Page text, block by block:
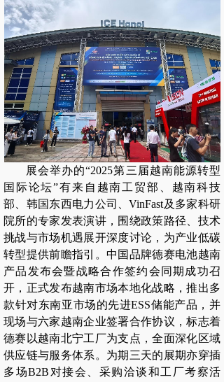
展会举办的“2025第三届越南能源转型
国际论坛”有来自越南工贸部、越南科技
部、韩国东西电力公司、VinFast及多家科研
院所的专家发表演讲，围绕政策路径、技术
挑战与市场机遇展开深度讨论，为产业低碳
转型提供前瞻指引。中国品牌德赛电池越南
产品发布会暨战略合作签约会同期成功召
开，正式发布越南市场本地化战略，推出多
款针对东南亚市场的先进ESS储能产品，并
现场与六家越南企业签署合作协议，标志着
德赛以越南北宁工厂为支点，全面深化区域
供应链与服务体系。为期三天的展期亦穿插
多场B2B对接会、采购洽谈和工厂考察活